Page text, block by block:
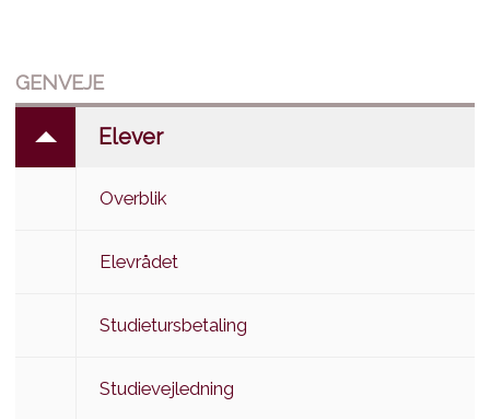
GENVEJE
Elever
Overblik
Elevrådet
Studietursbetaling
Studievejledning